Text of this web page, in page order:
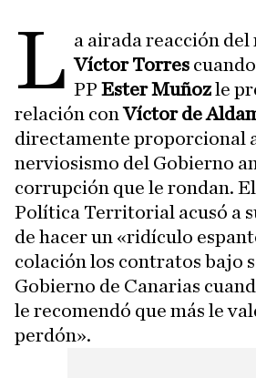
L a airada reacción
Víctor Torres
PP Ester Muñozle
relación conVíctor de
directamente proporcional
nerviosismo del Gobierno
corrupción que le rondan.
Política Territorial acusó a
de hacer un «ridículo
colación los contratos bajo
Gobierno de Canarias
le recomendó que más le
perdón».